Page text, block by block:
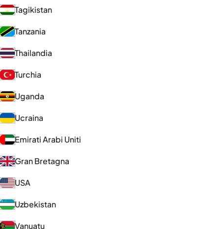
Tagikistan
Tanzania
Thailandia
Turchia
Uganda
Ucraina
Emirati Arabi Uniti
Gran Bretagna
USA
Uzbekistan
Vanuatu